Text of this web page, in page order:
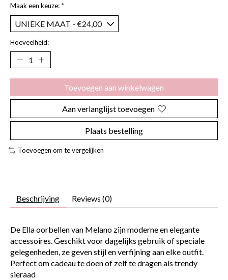
Maak een keuze: *
Hoeveelheid:
Toevoegen aan winkelwagen
Aan verlanglijst toevoegen
Plaats bestelling
Toevoegen om te vergelijken
Beschrijving Reviews (0)
De Ella oorbellen van Melano zijn moderne en elegante
accessoires. Geschikt voor dagelijks gebruik of speciale
gelegenheden, ze geven stijl en verfijning aan elke outfit.
Perfect om cadeau te doen of zelf te dragen als trendy
sieraad